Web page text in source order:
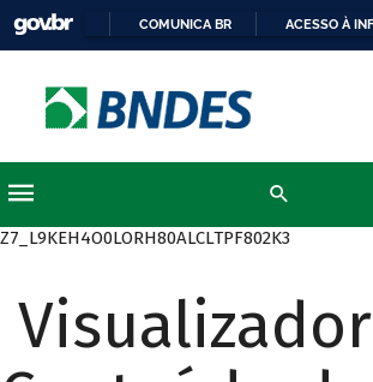
COMUNICA BR ACESSO À
Z7_L9KEH4O0LORH80ALCLTPF802K3